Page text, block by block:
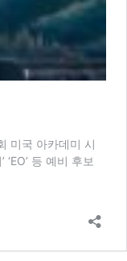
미국 아카데미 시
등 예비 후보